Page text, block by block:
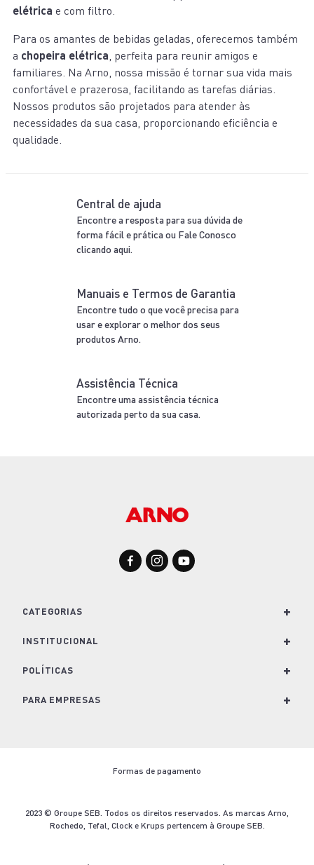
elétrica e com filtro.
Para os amantes de bebidas geladas, oferecemos também
a chopeira elétrica, perfeita para reunir amigos e
familiares. Na Arno, nossa missão é tornar sua vida mais
confortável e prazerosa, facilitando as tarefas diárias.
Nossos produtos são projetados para atender às
necessidades da sua casa, proporcionando eficiência e
qualidade.
Central de ajuda
Encontre a resposta para sua dúvida de
forma fácil e prática ou Fale Conosco
clicando aqui.
Manuais e Termos de Garantia
Encontre tudo o que você precisa para
usar e explorar o melhor dos seus
produtos Arno.
Assistência Técnica
Encontre uma assistência técnica
autorizada perto da sua casa.
CATEGORIAS +
Para Cozinha
Para Casa
INSTITUCIONAL +
Nossa História e Marcas
Conheça o Groupe SEB
POLÍTICAS +
Política de Privacidade
Aviso Legal
PARA EMPRESAS +
Formas de pagamento
2023 © Groupe SEB. Todos os direitos reservados. As marcas Arno,
Rochedo, Tefal, Clock e Krups pertencem à Groupe SEB.